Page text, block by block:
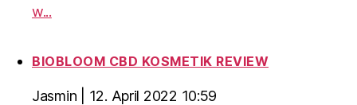
w...
BIOBLOOM CBD KOSMETIK REVIEW
Jasmin
12. April 2022 10:59